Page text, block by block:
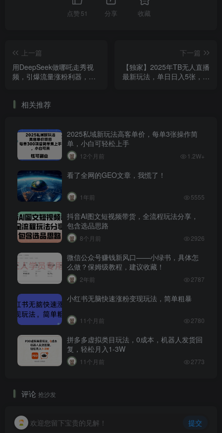
点赞 51 分享 收藏
上一篇
用DeepSeek做哪吒走秀视
频，引爆流量涨粉利器，单
下一篇
【独家】2025年TB无人直播
最新玩法，单日日入5张，无
相关推荐
2025私域新玩法高客单价，每单3张操作简
单，小白可轻松上手
12个月前 1.2W+
看了全网的GEO文章，我慌了！
1年前 5555
抖音AI图文短视频带货，全流程玩法分享，
包含选品思路
8个月前 2926
微信公众号赚钱新风口——小绿书，具体怎
么做？保姆级教程，建议收藏！
2年前 2787
小红书无脑快速涨粉变现玩法，简单粗暴
11个月前 2780
拼多多虚拟类目玩法，0成本，机器人发货回
复，轻松月入1-3W
11个月前 2773
评论 抢沙发
欢迎您留下宝贵的见解！ 提交